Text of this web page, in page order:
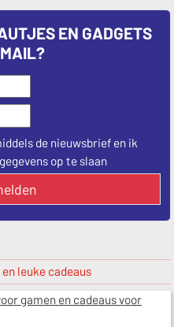
EN GADGETS
de nieuwsbrief en ik
op te slaan
leuke cadeaus
gamen en cadeaus voor